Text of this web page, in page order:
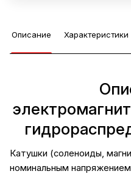
Описание Характеристики
Катушки (соленоиды,
номинальным